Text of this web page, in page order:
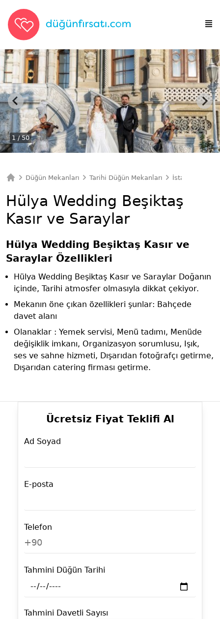
1 / 50
Düğün Mekanları Tarihi Düğün Mekanları İstanbul Tarihi
Hülya Wedding Beşiktaş
Kasır ve Saraylar
Hülya Wedding Beşiktaş Kasır ve
Saraylar Özellikleri
Hülya Wedding Beşiktaş Kasır ve Saraylar Doğanın
içinde, Tarihi atmosfer olmasıyla dikkat çekiyor.
Mekanın öne çıkan özellikleri şunlar: Bahçede
davet alanı
Olanaklar : Yemek servisi, Menü tadımı, Menüde
değişiklik imkanı, Organizasyon sorumlusu, Işık,
ses ve sahne hizmeti, Dışarıdan fotoğrafçı getirme,
Dışarıdan catering firması getirme.
Ücretsiz Fiyat Teklifi Al
Ad Soyad
E-posta
Telefon
+90
Tahmini Düğün Tarihi
Tahmini Davetli Sayısı